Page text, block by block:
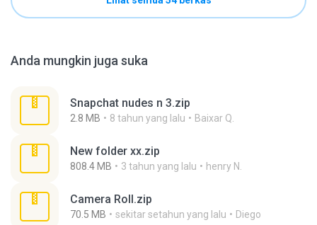
Anda mungkin juga suka
Snapchat nudes n 3.zip
2.8 MB 8 tahun yang lalu Baixar Q.
New folder xx.zip
808.4 MB 3 tahun yang lalu henry N.
Camera Roll.zip
70.5 MB sekitar setahun yang lalu Diego